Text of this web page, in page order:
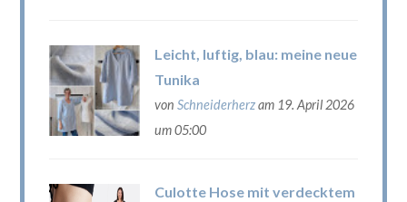
Leicht, luftig, blau: meine neue
Tunika
von Schneiderherzam 19. April 2026
um 05:00
Culotte Hose mit verdecktem